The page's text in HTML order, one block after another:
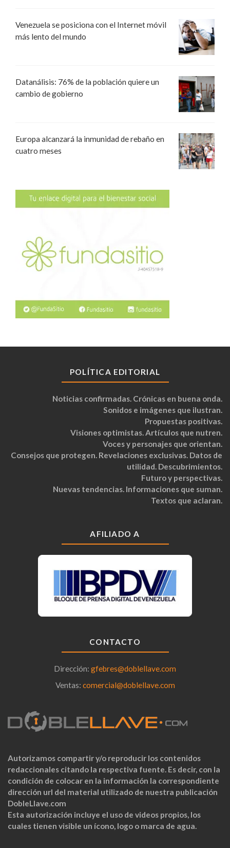
Venezuela se posiciona con el Internet móvil
más lento del mundo
Datanálisis: 76% de la población quiere un
cambio de gobierno
Europa alcanzará la inmunidad de rebaño en
cuatro meses
POLÍTICA EDITORIAL
Noticias confirmadas. Crónicas en buena onda.
Sonidos e imágenes que ilustran.
Propuestas positivas.
Visiones optimistas. Artículos que nutren.
Voces y personajes que orientan.
Consejos que protegen. Revelaciones exclusivas. Datos de
utilidad. Descubrimientos.
Futuro y perspectivas.
Nuevas tendencias. Informaciones que suman.
Textos que aclaran.
AFILIADO A
CONTACTO
Dirección: gfebres@doblellave.com
Ventas: comercial@doblellave.com
Autorizamos compartir y/o reproducir los contenidos
redaccionales citando la respectiva fuente. Es decir, con la
condición de colocar en la información la correspondiente
dirección url del material utilizado de nuestra publicación
DobleLlave.com
Esta autorización incluye el uso de videos propios, los
cuales tienen visible un ícono, logo o marca de agua.